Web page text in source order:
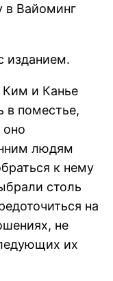
в Вайоминг
изданием.
Ким и Канье
в поместье,
оно
людям
к нему
столь
на
не
их